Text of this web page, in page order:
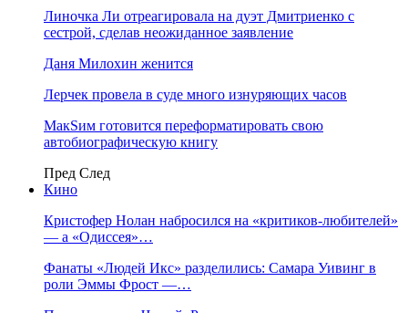
Линочка Ли отреагировала на дуэт Дмитриенко с
сестрой, сделав неожиданное заявление
Даня Милохин женится
Лерчек провела в суде много изнуряющих часов
МакSим готовится переформатировать свою
автобиографическую книгу
Пред След
Кино
Кристофер Нолан набросился на «критиков-любителей»
— а «Одиссея»…
Фанаты «Людей Икс» разделились: Самара Уивинг в
роли Эммы Фрост —…